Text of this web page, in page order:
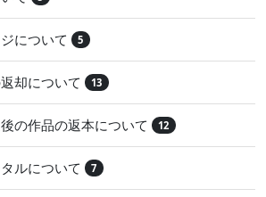
について 5
却について 13
の作品の返本について 12
ルについて 7